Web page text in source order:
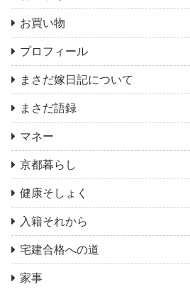
お買い物
プロフィール
まさだ嫁日記について
まさだ語録
マネー
京都暮らし
健康そしょく
入籍それから
宅建合格への道
家事